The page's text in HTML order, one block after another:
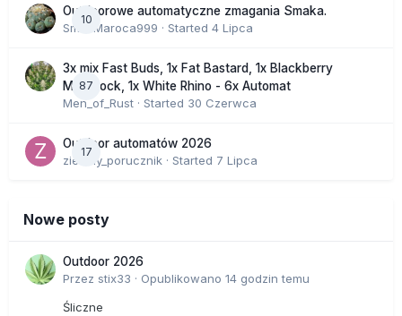
10
Outdoorowe automatyczne zmagania Smaka.
SmakMaroca999 · Started 4 Lipca
87
3x mix Fast Buds, 1x Fat Bastard, 1x Blackberry
Moonrock, 1x White Rhino - 6x Automat
Men_of_Rust · Started 30 Czerwca
17
Outdoor automatów 2026
zielony_porucznik · Started 7 Lipca
Nowe posty
Outdoor 2026
Przez stix33 · Opublikowano 14 godzin temu
Śliczne